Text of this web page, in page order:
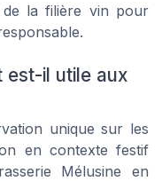
la filière vin pour
est-il utile aux
unique sur les
en contexte festif
Mélusine en